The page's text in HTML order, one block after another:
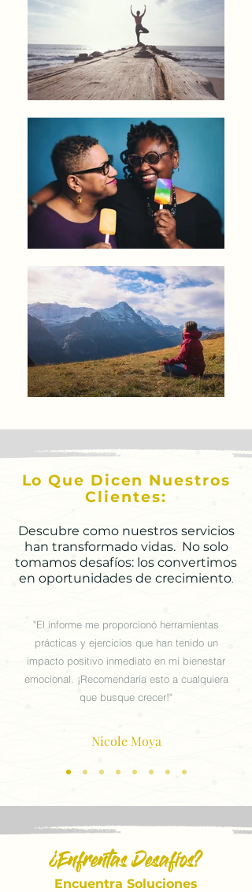
Lo Que Dicen Nuestros
Clientes:
Descubre como nuestros servicios
han transformado vidas. No solo
tomamos desafíos: los convertimos
en oportunidades de crecimiento.
"El informe me proporcionó herramientas
prácticas y ejercicios que han tenido un
impacto positivo inmediato en mi bienestar
emocional. ¡Recomendaría esto a cualquiera
que busque crecer!"
Nicole Moya
¿Enfrentas Desafíos?
Encuentra Soluciones